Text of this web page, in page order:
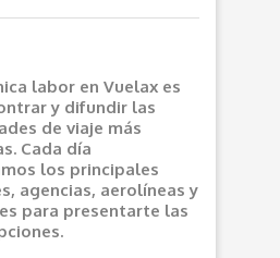
labor en Vuelax es
y difundir las
de viaje más
Cada día
los principales
agencias, aerolíneas y
para presentarte las